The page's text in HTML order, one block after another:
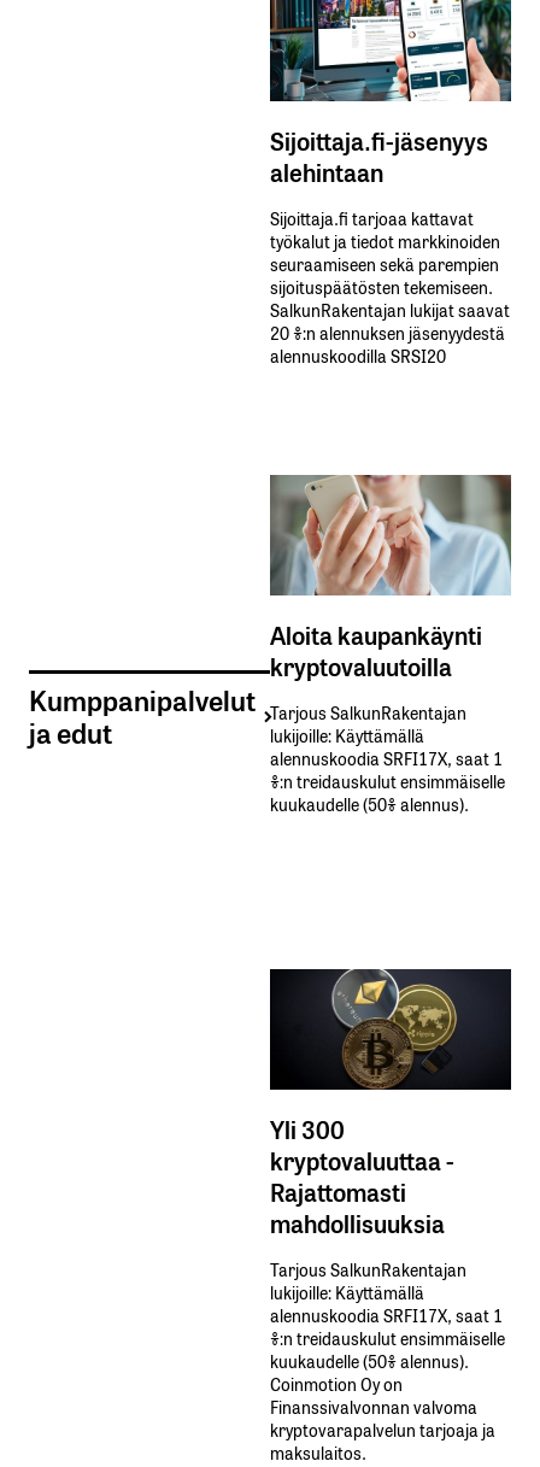
Kumppanipalvelut
ja edut
Sijoittaja.fi-jäsenyys
alehintaan
Sijoittaja.fi tarjoaa kattavat
työkalut ja tiedot markkinoiden
seuraamiseen sekä parempien
sijoituspäätösten tekemiseen.
SalkunRakentajan lukijat saavat
20 %:n alennuksen jäsenyydestä
alennuskoodilla SRSI20
Aloita kaupankäynti
kryptovaluutoilla
Tarjous SalkunRakentajan
lukijoille: Käyttämällä​ ​
alennuskoodia​ ​SRFI17X,​ ​saat​ ​1
%:n treidauskulut​ ​ensimmäiselle​ ​
kuukaudelle​ ​(50%​ ​alennus).
Yli 300
kryptovaluuttaa -
Rajattomasti
mahdollisuuksia
Tarjous SalkunRakentajan
lukijoille: Käyttämällä​ ​
alennuskoodia​ ​SRFI17X,​ ​saat​ ​1
%:n treidauskulut​ ​ensimmäiselle​ ​
kuukaudelle​ ​(50%​ ​alennus).
Coinmotion Oy on
Finanssivalvonnan valvoma
kryptovarapalvelun tarjoaja ja
maksulaitos.